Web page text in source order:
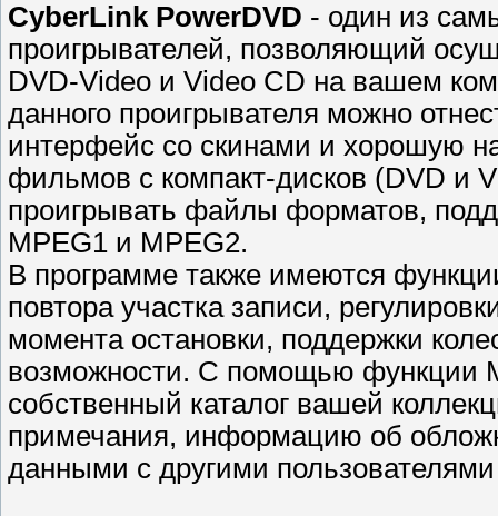
CyberLink PowerDVD - один из
проигрывателей, позволяющий
DVD-Video и Video CD на вашем
данного проигрывателя можно
интерфейс со скинами и хорошую
фильмов с компакт-дисков (DVD и
проигрывать файлы форматов,
MPEG1 и MPEG2.
В программе также имеются
повтора участка записи,
момента остановки, поддержки
возможности. С помощью функции
собственный каталог вашей
примечания, информацию об
данными с другими